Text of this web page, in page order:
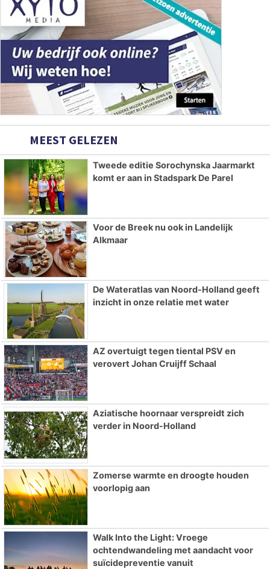
MEEST GELEZEN
Tweede editie Sorochynska Jaarmarkt
komt er aan in Stadspark De Parel
Voor de Breek nu ook in Landelijk
Alkmaar
De Wateratlas van Noord-Holland geeft
inzicht in onze relatie met water
AZ overtuigt tegen tiental PSV en
verovert Johan Cruijff Schaal
Aziatische hoornaar verspreidt zich
verder in Noord-Holland
Zomerse warmte en droogte houden
voorlopig aan
Walk Into the Light: Vroege
ochtendwandeling met aandacht voor
suïcidepreventie vanuit